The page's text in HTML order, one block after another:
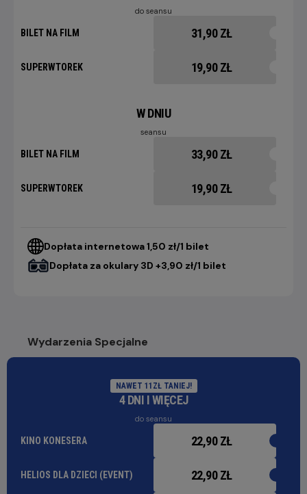
do seansu
BILET NA FILM
SUPERWTOREK
31,90 ZŁ
19,90 ZŁ
W DNIU
seansu
BILET NA FILM
SUPERWTOREK
33,90 ZŁ
19,90 ZŁ
Dopłata internetowa 1,50 zł/1 bilet
Dopłata za okulary 3D +3,90 zł/1 bilet
Wydarzenia Specjalne
NAWET 11ZŁ TANIEJ!
4 DNI I WIĘCEJ
do seansu
KINO KONESERA
HELIOS DLA DZIECI (EVENT)
22,90 ZŁ
22,90 ZŁ